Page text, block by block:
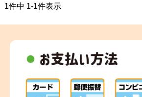
1件中 1-1件表示